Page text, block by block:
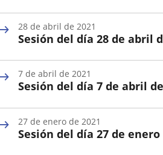
la
Sesión
Sesión del día 28 de abril
la
Sesión
28 de abril de 2021
Sesión del día 7 de abril
la
Sesión
7 de abril de 2021
Sesión del día 27 de enero
27 de enero de 2021